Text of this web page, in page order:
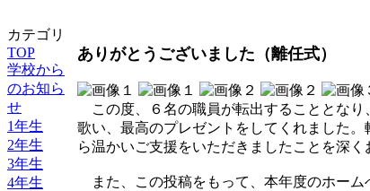
カテゴリ
TOP
学校から
のお知ら
せ
1年生
2年生
3年生
4年生
ありがとうございました（離任式）
この度、６名の職員が転出することとなり
歌い、最高のプレゼントをしてくれました
ら温かいご支援をいただきましたことを深
また、この投稿をもって、本年度のホーム